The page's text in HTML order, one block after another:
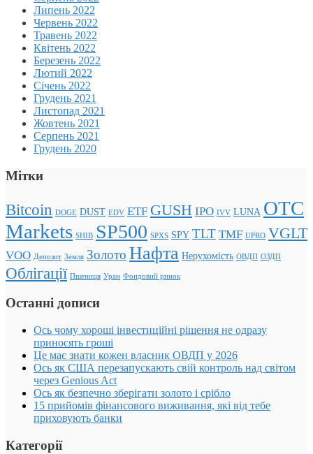
Липень 2022
Червень 2022
Травень 2022
Квітень 2022
Березень 2022
Лютий 2022
Січень 2022
Грудень 2021
Листопад 2021
Жовтень 2021
Серпень 2021
Грудень 2020
Мітки
Bitcoin DOGE DUST EDV ETF GUSH IPO IVV LUNA OTC
Markets SHIB SP500 SPXS SPY TLT TMF UPRO VGLT
VOO Депозит Земля Золото Нафта Нерухомість ОВДП ОЗДП
Облігації Пшениця Уран Фондовий ринок
Останні дописи
Ось чому хороші інвестиційні рішення не одразу
приносять гроші
Це має знати кожен власник ОВДП у 2026
Ось як США перезапускають свій контроль над світом
через Genious Act
Ось як безпечно зберігати золото і срібло
15 прийомів фінансового виживання, які від тебе
приховують банки
Категорії